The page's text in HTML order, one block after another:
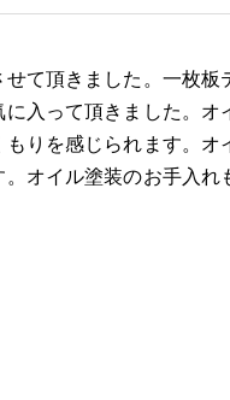
て頂きました。一枚板
入って頂きました。オ
りを感じられます。オ
オイル塗装のお手入れ